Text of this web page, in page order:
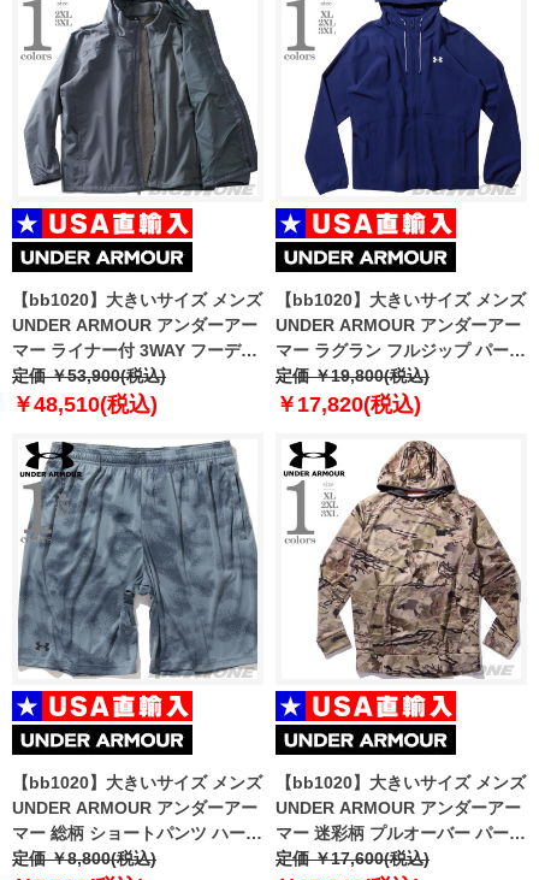
【bb1020】大きいサイズ メンズ
UNDER ARMOUR アンダーアー
マー ライナー付 3WAY フーデッ
ド ジャケット USA直輸入
1371585-012
定価 ￥53,900(税込)
￥48,510(税込)
【bb1020】大きいサイズ メンズ
UNDER ARMOUR アンダーアー
マー ラグラン フルジップ パーカ
ー ウィンドブレーカー USA直輸
入 1377171-468
定価 ￥19,800(税込)
￥17,820(税込)
【bb1020】大きいサイズ メンズ
UNDER ARMOUR アンダーアー
マー 総柄 ショートパンツ ハーフ
パンツ ショーツ LOOSE TECH
定価 ￥8,800(税込)
【bb1020】大きいサイズ メンズ
UNDER ARMOUR アンダーアー
マー 迷彩柄 プルオーバー パーカ
ー Storm Camo Kangzip
定価 ￥17,600(税込)